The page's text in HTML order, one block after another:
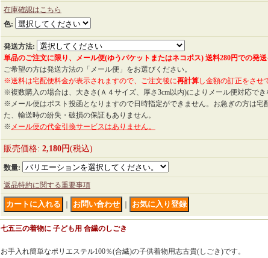
在庫確認はこちら
色:
発送方法:
単品のご注文に限り、メール便(ゆうパケットまたはネコポス) 送料280円での発
ご希望の方は発送方法の「メール便」をお選びください。
※送料は宅配便料金が表示されますので、ご注文後に再計算し金額の訂正をさせ
※複数購入の場合は、大きさ(Ａ４サイズ、厚さ3cm以内)によりメール便対応で
※メール便はポスト投函となりますので日時指定ができません。お急ぎの方は宅
た、輸送時の紛失・破損の保証もありません。
※ メール便の代金引換サービスはありません。
販売価格: 2,180円(税込)
数量:
返品特約に関する重要事項
七五三の着物に 子ども用 合繊のしごき
お手入れ簡単なポリエステル100％(合繊)の子供着物用志古貴(しごき)です。